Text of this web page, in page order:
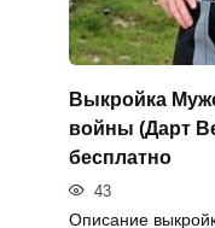
Выкройка
войны (Дарт
бесплатно
43
Описание